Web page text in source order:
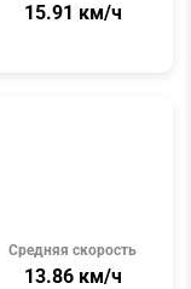
15.91 км/ч
Средняя скорость
13.86 км/ч